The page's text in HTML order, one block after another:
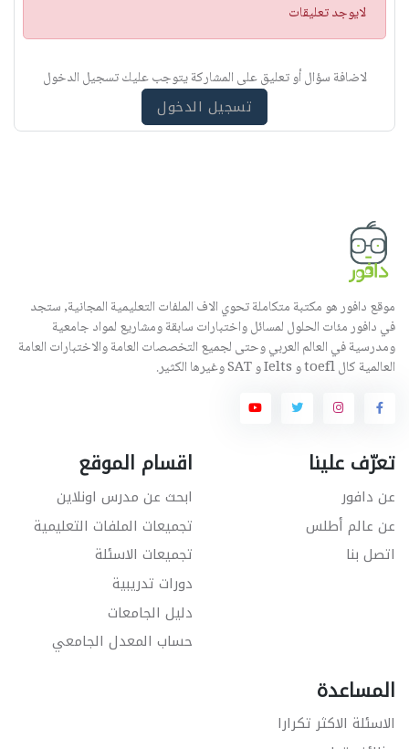
ت
ن
ي
لايوجد تعليقات
لاضافة سؤال أو تعليق على المشاركة يتوجب عليك تسجيل الدخول
تسجيل الدخول
موقع دافور هو مكتبة متكاملة تحوي الاف الملفات التعليمية المجانية, ستجد
في دافور مئات الحلول لمسائل واختبارات سابقة ومشاريع لمواد جامعية
ومدرسية في العالم العربي وحتى لجميع التخصصات العامة والاختبارات العامة
العالمية كال toefl و Ielts و SAT وغيرها الكثير.
تعرّف علينا
عن دافور
عن عالم أطلس
اتصل بنا
اقسام الموقع
ابحث عن مدرس اونلاين
تجميعات الملفات التعليمية
تجميعات الاسئلة
دورات تدريبية
دليل الجامعات
حساب المعدل الجامعي
المساعدة
الاسئلة الاكثر تكرارا